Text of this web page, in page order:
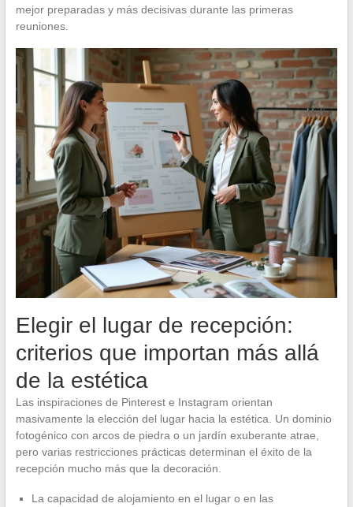
mejor preparadas y más decisivas durante las primeras
reuniones.
Elegir el lugar de recepción:
criterios que importan más allá
de la estética
Las inspiraciones de Pinterest e Instagram orientan
masivamente la elección del lugar hacia la estética. Un dominio
fotogénico con arcos de piedra o un jardín exuberante atrae,
pero varias restricciones prácticas determinan el éxito de la
recepción mucho más que la decoración.
La capacidad de alojamiento en el lugar o en las